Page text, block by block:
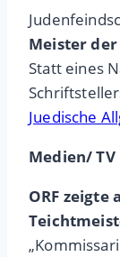
Meister
Statt eines
Juedische
Medien/ TV
ORF zeigte